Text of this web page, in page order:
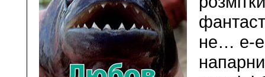
не… е-